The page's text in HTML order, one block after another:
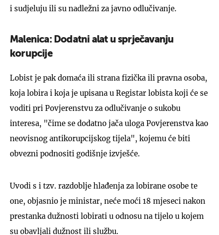
i sudjeluju ili su nadležni za javno odlučivanje.
Malenica: Dodatni alat u sprječavanju
korupcije
Lobist je pak domaća ili strana fizička ili pravna osoba,
koja lobira i koja je upisana u Registar lobista koji će se
voditi pri Povjerenstvu za odlučivanje o sukobu
interesa, "čime se dodatno jača uloga Povjerenstva kao
neovisnog antikorupcijskog tijela", kojemu će biti
obvezni podnositi godišnje izvješće.
Uvodi s i tzv. razdoblje hlađenja za lobirane osobe te
one, objasnio je ministar, neće moći 18 mjeseci nakon
prestanka dužnosti lobirati u odnosu na tijelo u kojem
su obavljali dužnost ili službu.